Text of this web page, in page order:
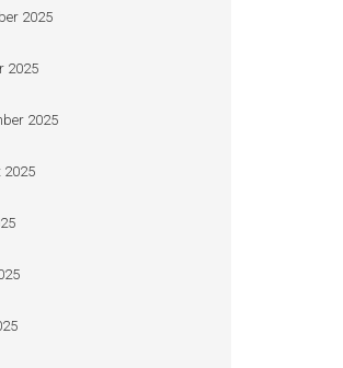
2025
2025
2025
2025